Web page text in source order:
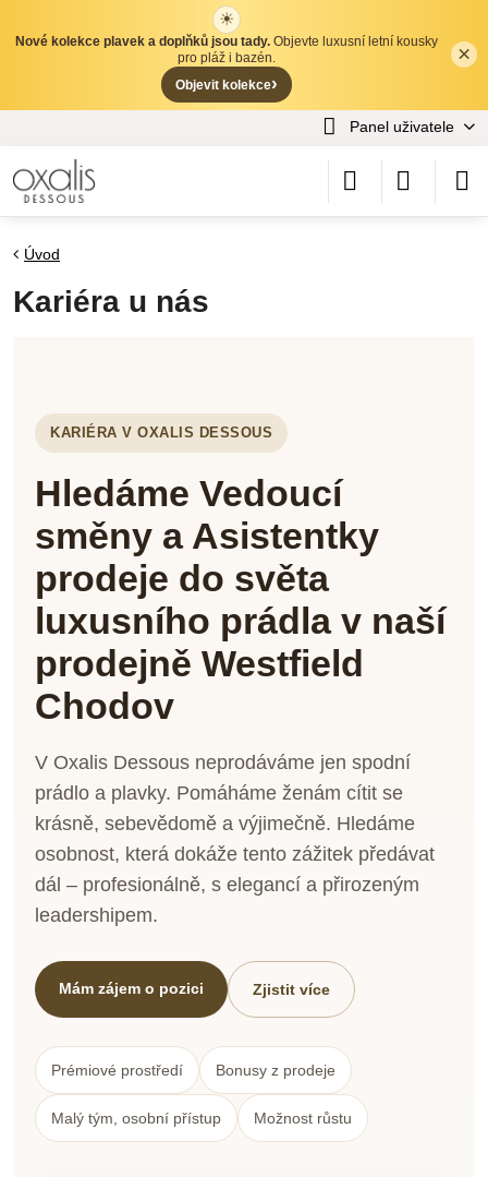
✕
×
☀
Nové kolekce plavek a doplňků jsou tady. Objevte luxusní letní kousky
pro pláž i bazén.
Objevit kolekce›
Panel uživatele
Úvod
Kariéra u nás
KARIÉRA V OXALIS DESSOUS
Hledáme Vedoucí
směny a Asistentky
prodeje do světa
luxusního prádla v naší
prodejně Westfield
Chodov
V Oxalis Dessous neprodáváme jen spodní
prádlo a plavky. Pomáháme ženám cítit se
krásně, sebevědomě a výjimečně. Hledáme
osobnost, která dokáže tento zážitek předávat
dál – profesionálně, s elegancí a přirozeným
leadershipem.
Mám zájem o pozici Zjistit více
Prémiové prostředí Bonusy z prodeje
Malý tým, osobní přístup Možnost růstu